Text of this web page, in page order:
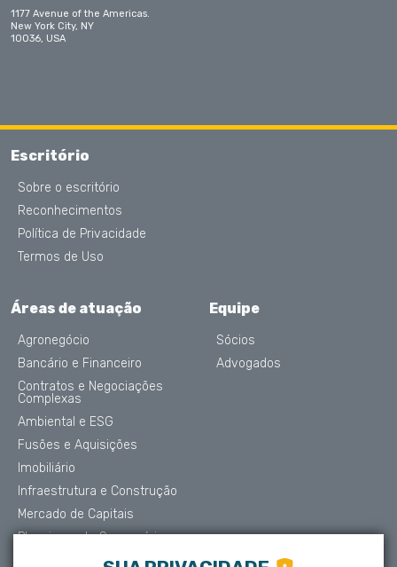
1177 Avenue of the Americas.
New York City, NY
10036, USA
Escritório
Sobre o escritório
Reconhecimentos
Política de Privacidade
Termos de Uso
Áreas de atuação
Agronegócio
Bancário e Financeiro
Contratos e Negociações
Complexas
Ambiental e ESG
Fusões e Aquisições
Imobiliário
Infraestrutura e Construção
Mercado de Capitais
Planejamento Sucessório
Contencioso e Arbitragem
Equipe
Sócios
Advogados